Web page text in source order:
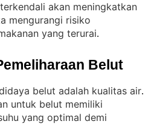
akan meningkatkan
mengurangi risiko
yang terurai.
Belut
belut adalah kualitas air
untuk belut memiliki
yang optimal demi